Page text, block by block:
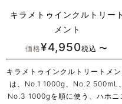
キラメトゥインクルトリート
メント
価格¥4,950税込 〜
キラメトゥインクルトリートメン
は、No.1 1000g、No.2 500mL、
No.3 1000gを順に使う、ハホニ